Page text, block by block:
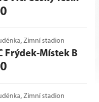
Zimní stadion
Frýdek-Místek B
Zimní stadion